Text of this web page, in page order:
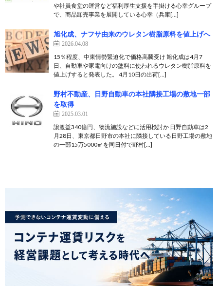
や社員食堂の運営など福利厚生支援を手掛ける心幸グループ
で、商品卸売事業を展開している心幸（兵庫[…]
旭化成、ナフサ由来のウレタン樹脂原料を値上げへ
2026.04.08
15％程度、中東情勢緊迫化で価格高騰受け 旭化成は4月7
日、自動車や家電向けの塗料に使われるウレタン樹脂原料を
値上げすると発表した。 4月10日の出荷[…]
野村不動産、日野自動車の本社隣接工場の敷地一部
を取得
2025.03.01
譲渡益340億円、物流施設などに活用検討か 日野自動車は2
月28日、東京都日野市の本社に隣接している日野工場の敷地
の一部15万5000㎡を同日付で野村[…]